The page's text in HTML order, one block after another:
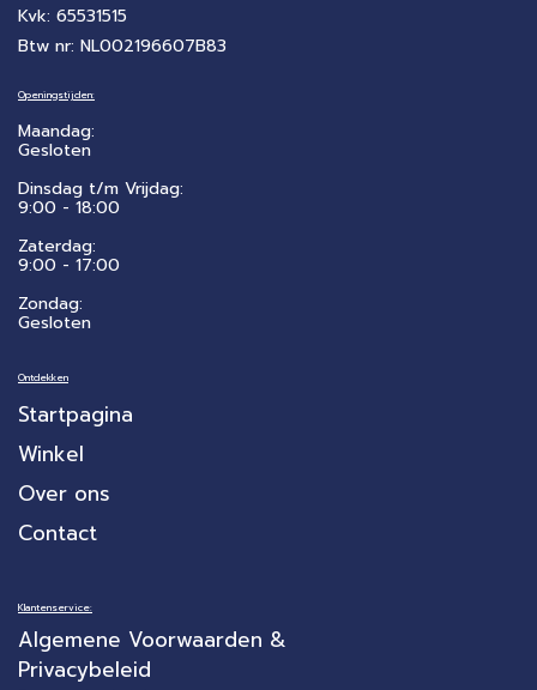
Kvk: 65531515
Btw nr: NL002196607B83
Openingstijden:
Maandag:
Gesloten
Dinsdag t/m Vrijdag:
9:00 - 18:00
Zaterdag:
​9:00 - 17:00
Zondag:
Gesloten
Ontdekken
Startpagina
Winkel
Over ons
Contact
Klantenservice:
Algemene Voorwaarden &
Privacybeleid